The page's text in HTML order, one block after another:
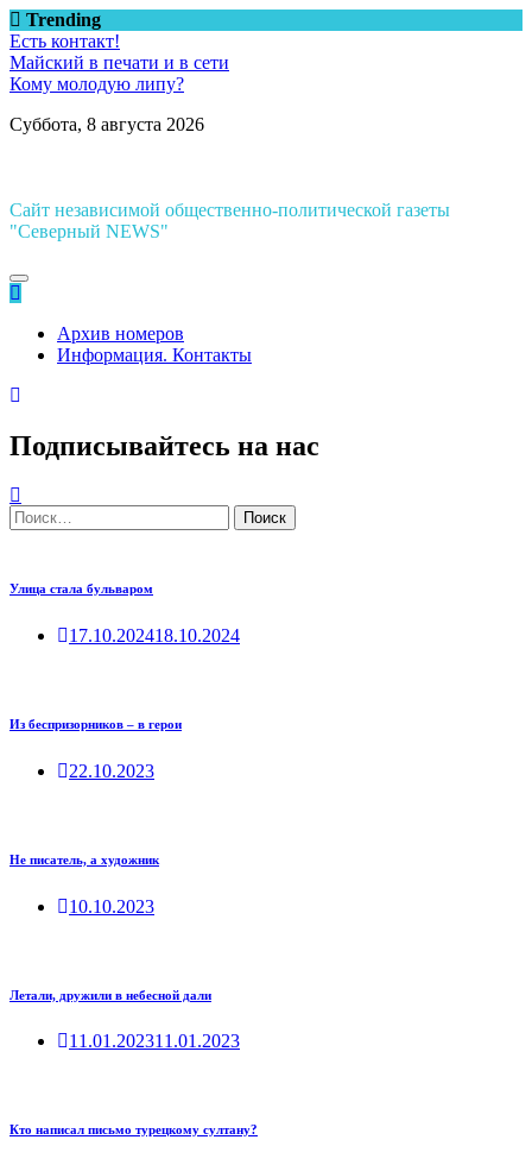
Перейти
к
содержимому
Trending
Есть контакт!
Майский в печати и в сети
Кому молодую липу?
Суббота, 8 августа 2026
Сайт независимой общественно-политической газеты
"Северный NEWS"
Архив номеров
Информация. Контакты
Подписывайтесь на нас
Найти:
Улица стала бульваром
17.10.202418.10.2024
Из беспризорников – в герои
22.10.2023
Не писатель, а художник
10.10.2023
Летали, дружили в небесной дали
11.01.202311.01.2023
Кто написал письмо турецкому султану?